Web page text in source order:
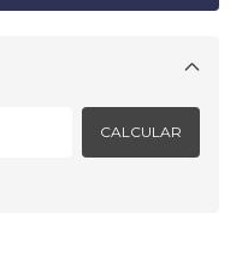
Alterar CEP
CALCULAR